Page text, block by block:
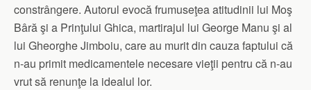
constrângere. Autorul evocă frumuseţea atitudinii lui Moş
Bâră şi a Prinţului Ghica, martirajul lui George Manu şi al
lui Gheorghe Jimboiu, care au murit din cauza faptului că
n-au primit medicamentele necesare vieţii pentru că n-au
vrut să renunţe la idealul lor.